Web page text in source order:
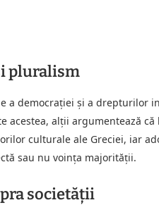
pluralism
a democrației și a drepturilor
acestea, alții argumentează
culturale ale Greciei, iar
sau nu voința majorității.
societății